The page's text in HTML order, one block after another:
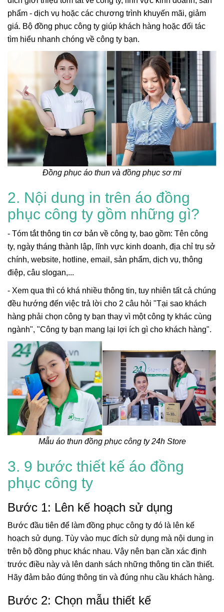
phẩm - dịch vụ hoặc các chương trình khuyến mãi, giảm
giá. Bộ đồng phục công ty giúp khách hàng hoặc đối tác
tìm hiểu nhanh chóng về công ty bạn.
Đồng phục áo thun và đồng phục sơ mi
2. Nội dung in trên áo đồng
phục công ty gồm những gì?
- Tóm tắt thông tin cơ bản về công ty, bao gồm: Tên công
ty, ngày tháng thành lập, lĩnh vực kinh doanh, địa chỉ trụ sở
chính, website, hotline, email, sản phẩm, dịch vụ, thông
điệp, câu slogan,...
- Xem qua thì có khá nhiều thông tin, tuy nhiên tất cả chúng
đều hướng đến việc trả lời cho 2 câu hỏi "Tại sao khách
hàng phải chọn công ty bạn thay vì một công ty khác cùng
ngành", "Công ty bạn mang lại lợi ích gì cho khách hàng".
Mẫu áo thun đồng phục công ty 24h Store
3. 9 bước thiết kế áo đồng
phục công ty
Bước 1: Lên kế hoạch sử dụng
Bước đầu tiên để làm đồng phục công ty đó là lên kế
hoạch sử dụng. Tùy vào mục đích sử dụng mà nội dung in
trên bộ đồng phục khác nhau. Vậy nên bạn cần xác định
trước điều này và lên danh sách những thông tin cần thiết.
Hãy đảm bảo đúng thông tin và đúng nhu cầu khách hàng.
Bước 2: Chọn mẫu thiết kế